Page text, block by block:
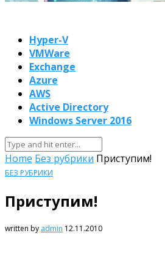
Hyper-V
VMWare
Exchange
Azure
AWS
Active Directory
Windows Server 2016
Home Без рубрики Приступим!
БЕЗ РУБРИКИ
Приступим!
written by admin 12.11.2010